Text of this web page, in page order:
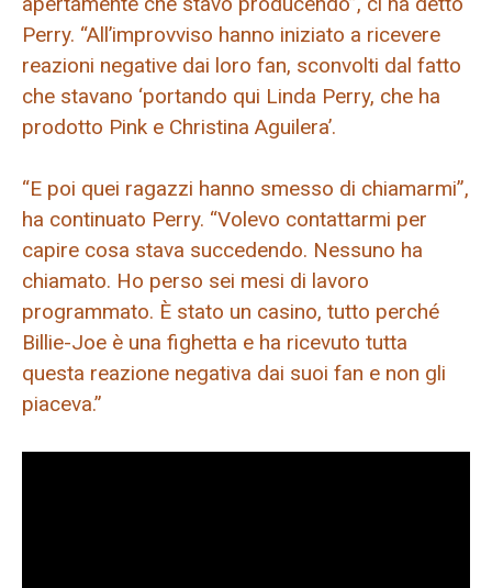
Perry. “All’improvviso hanno iniziato a ricevere
reazioni negative dai loro fan, sconvolti dal fatto
che stavano ‘portando qui Linda Perry, che ha
prodotto Pink e Christina Aguilera’.
“E poi quei ragazzi hanno smesso di chiamarmi”,
ha continuato Perry. “Volevo contattarmi per
capire cosa stava succedendo. Nessuno ha
chiamato. Ho perso sei mesi di lavoro
programmato. È stato un casino, tutto perché
Billie-Joe è una fighetta e ha ricevuto tutta
questa reazione negativa dai suoi fan e non gli
piaceva.”